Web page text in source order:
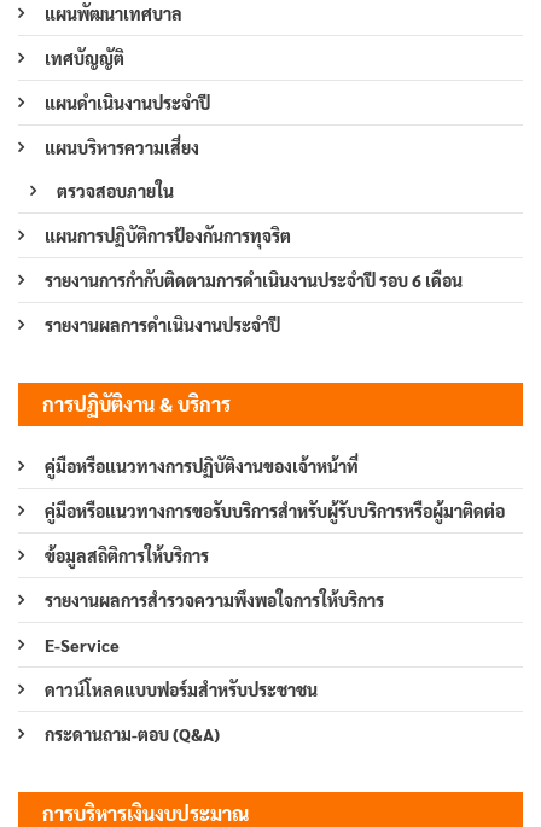
แผนพัฒนาเทศบาล
เทศบัญญัติ
แผนดำเนินงานประจำปี
แผนบริหารความเสี่ยง
ตรวจสอบภายใน
แผนการปฏิบัติการป้องกันการทุจริต
รายงานการกำกับติดตามการดำเนินงานประจำปี รอบ 6 เดือน
รายงานผลการดำเนินงานประจำปี
การปฏิบัติงาน & บริการ
คู่มือหรือแนวทางการปฏิบัติงานของเจ้าหน้าที่
คู่มือหรือแนวทางการขอรับบริการสำหรับผู้รับบริการหรือผู้มาติดต่อ
ข้อมูลสถิติการให้บริการ
รายงานผลการสำรวจความพึงพอใจการให้บริการ
E-Service
ดาวน์โหลดแบบฟอร์มสำหรับประชาชน
กระดานถาม-ตอบ (Q&A)
การบริหารเงินงบประมาณ